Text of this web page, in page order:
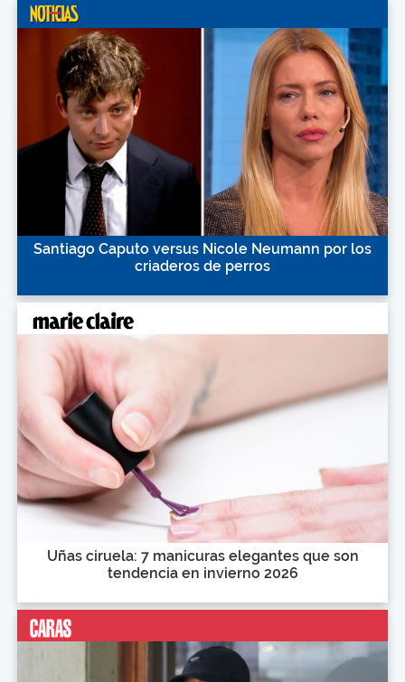
Santiago Caputo versus Nicole Neumann por los
criaderos de perros
Uñas ciruela: 7 manicuras elegantes que son
tendencia en invierno 2026